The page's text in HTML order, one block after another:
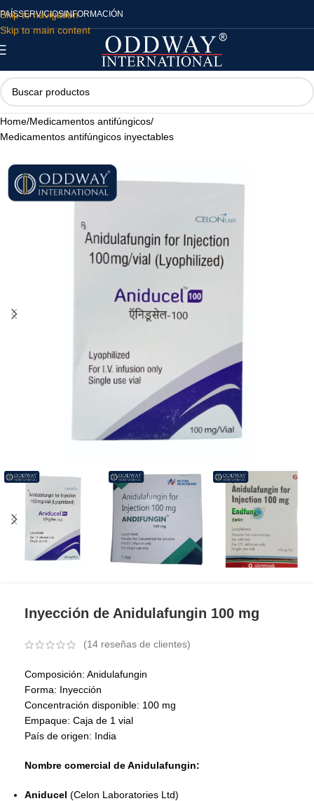
Skip to navigation
Skip to main content
PAÍSSERVICIOSINFORMACIÓN
Home/Medicamentos antifúngicos/
Medicamentos antifúngicos inyectables
Inyección de Anidulafungin 100 mg
(14 reseñas de clientes)
Composición: Anidulafungin
Forma: Inyección
Concentración disponible: 100 mg
Empaque: Caja de 1 vial
País de origen: India
Nombre comercial de Anidulafungin:
Aniducel (Celon Laboratories Ltd)